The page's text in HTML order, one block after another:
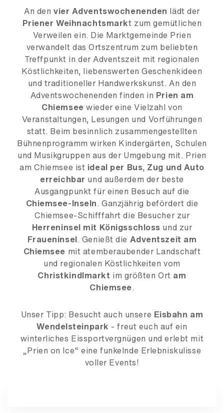
An den vier Adventswochenenden lädt der
Priener Weihnachtsmarkt zum gemütlichen
Verweilen ein. Die Marktgemeinde Prien
verwandelt das Ortszentrum zum beliebten
Treffpunkt in der Adventszeit mit regionalen
Köstlichkeiten, liebenswerten Geschenkideen
und traditioneller Handwerkskunst. An den
Adventswochenenden finden in Prien am
Chiemsee wieder eine Vielzahl von
Veranstaltungen, Lesungen und Vorführungen
statt. Beim besinnlich zusammengestellten
Bühnenprogramm wirken Kindergärten, Schulen
und Musikgruppen aus der Umgebung mit. Prien
am Chiemsee ist ideal per Bus, Zug und Auto
erreichbar und außerdem der beste
Ausgangpunkt für einen Besuch auf die
Chiemsee-Inseln. Ganzjährig befördert die
Chiemsee-Schifffahrt die Besucher zur
Herreninsel mit Königsschloss und zur
Fraueninsel. Genießt die Adventszeit am
Chiemsee mit atemberaubender Landschaft
und regionalen Köstlichkeiten vom
Christkindlmarkt im größten Ort am
Chiemsee.
Unser Tipp: Besucht auch unsere Eisbahn am
Wendelsteinpark - freut euch auf ein
winterliches Eissportvergnügen und erlebt mit
„Prien on Ice“ eine funkelnde Erlebniskulisse
voller Events!